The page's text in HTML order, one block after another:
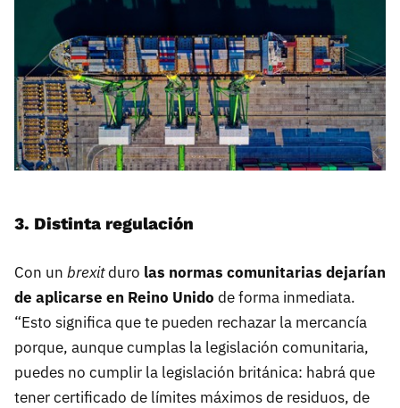
3. Distinta regulación
Con un brexitduro las normas comunitarias dejarían
de aplicarse en Reino Unido de forma inmediata.
“Esto significa que te pueden rechazar la mercancía
porque, aunque cumplas la legislación comunitaria,
puedes no cumplir la legislación británica: habrá que
tener certificado de límites máximos de residuos, de